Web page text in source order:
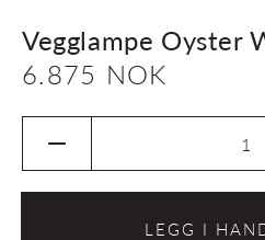
Vegglampe Oyster
Vanlig
pris
6.875 NOK
antallet
for
VegglampeLEGG I